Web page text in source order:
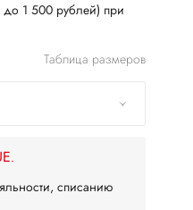
до 1 500 рублей) при
Таблица размеров
.
списанию